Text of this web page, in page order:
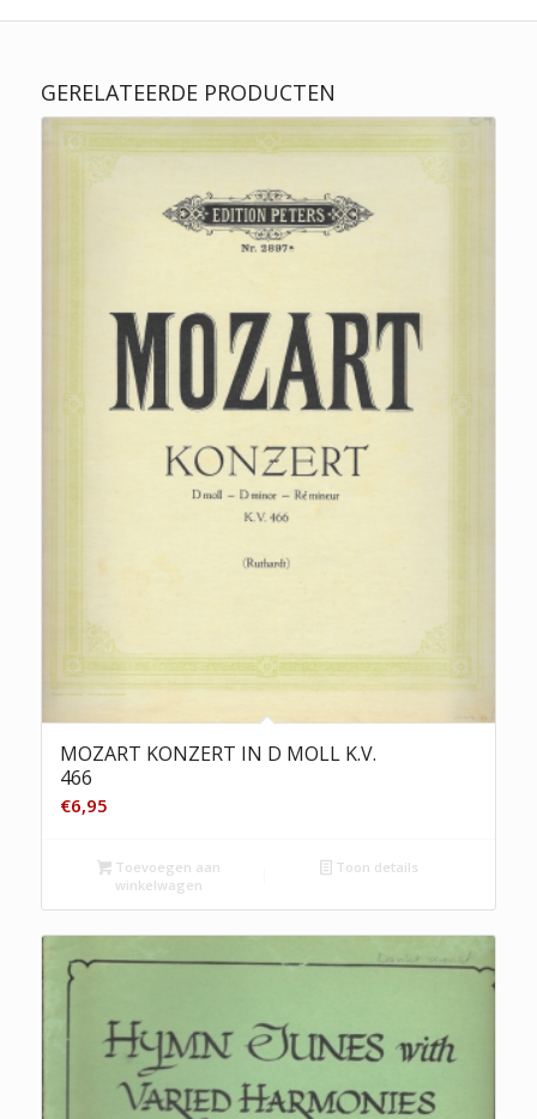
GERELATEERDE PRODUCTEN
MOZART KONZERT IN D MOLL K.V.
466
€6,95
Toevoegen aan
winkelwagen
Toon details